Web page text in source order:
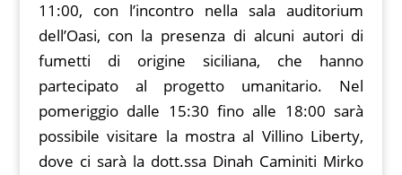
k
p k
11:00, con l’incontro nella sala auditorium
dell’Oasi, con la presenza di alcuni autori di
fumetti di origine siciliana, che hanno
partecipato al progetto umanitario. Nel
pomeriggio dalle 15:30 fino alle 18:00 sarà
possibile visitare la mostra al Villino Liberty,
dove ci sarà la dott.ssa Dinah Caminiti Mirko